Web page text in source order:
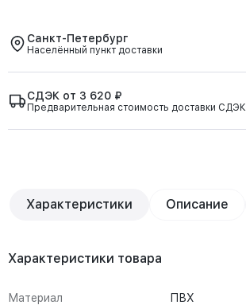
Санкт-Петербург
Населённый пункт доставки
СДЭК от 3 620 ₽
Предварительная стоимость доставки СДЭК
Характеристики Описание
Характеристики товара
Материал ПВХ